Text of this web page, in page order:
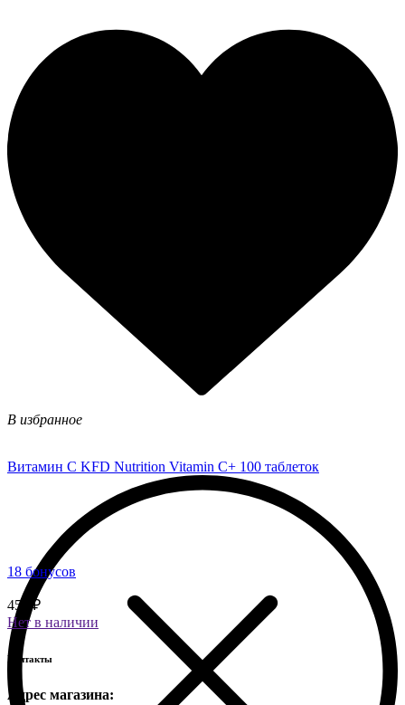
В избранное
Витамин C KFD Nutrition Vitamin C+ 100 таблеток
18 бонусов
450 ₽
Нет в наличии
Контакты
Адрес магазина: